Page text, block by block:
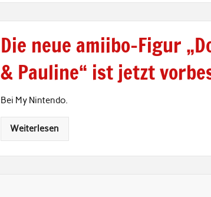
Die neue amiibo-Figur
& Pauline“ ist jetzt
Bei My Nintendo.
Weiterlesen